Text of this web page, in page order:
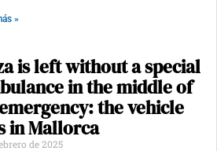
»
is left without a special
in the middle of
the vehicle
in Mallorca
de 2025